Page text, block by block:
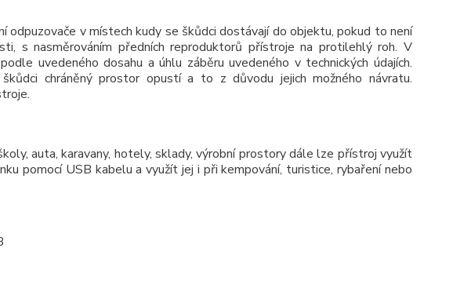
odpuzovače v místech kudy se škůdci dostávají do objektu, pokud to není
s nasměrováním předních reproduktorů přístroje na protilehlý roh. V
uvedeného dosahu a úhlu záběru uvedeného v technických údajích.
chráněný prostor opustí a to z důvodu jejich možného návratu.
auta, karavany, hotely, sklady, výrobní prostory dále lze přístroj využít
pomocí USB kabelu a využít jej i při kempování, turistice, rybaření nebo